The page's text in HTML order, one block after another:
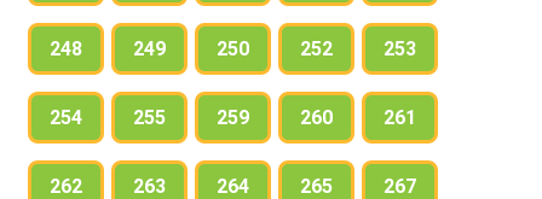
248 249 250 252 253
254 255 259 260 261
262 263 264 265 267